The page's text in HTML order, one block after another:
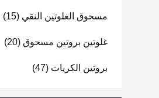
مسحوق الغلوتين النقي (15)
غلوتين بروتين مسحوق (20)
بروتين الكريات (47)